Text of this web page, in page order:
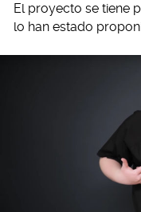
El proyecto se tiene
lo han estado